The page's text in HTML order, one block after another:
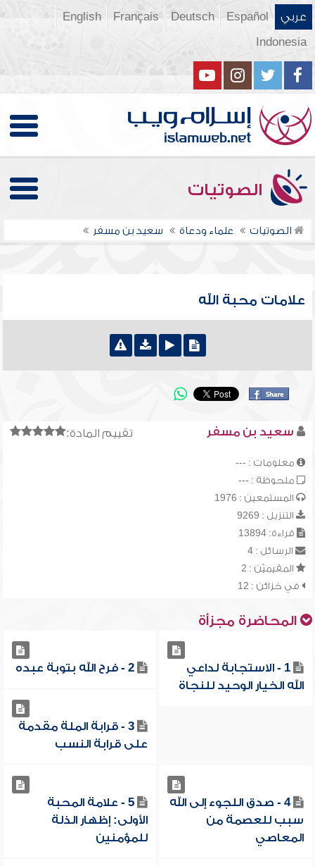
عربي Español
Deutsch
Français
English
Indonesia
الصوتيات
الصوتيات علماء ودعاة سعيد بن مسفر
علامات محبة الله
تقييم المادة: سعيد بن مسفر
معلومات : ---
ملحوظة : ---
المستمعين : 1976
التنزيل : 9269
قراءة: 13894
الرسائل : 4
المقيميّن : 2
في خزائن : 12
المحاضرة مجزأة
1 - الاستجابة لداعي
الله الخيار الوحيد للنجاة
2 - فرح الله بتوبة عبده
3 - قرابة الملة مقدمة
على قرابة النسب
4 - صدق اللجوء إلى الله
سبب للعصمة من
المعاصي
5 - علامة المحبة
الأولى: إظهار الذلة
للمؤمنين